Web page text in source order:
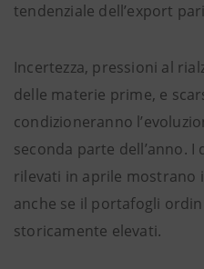
tendenziale dell’export
Incertezza, pressioni al
delle materie prime, e
condizioneranno
seconda parte dell’anno.
rilevati in aprile mostrano
anche se il portafogli
storicamente elevati.